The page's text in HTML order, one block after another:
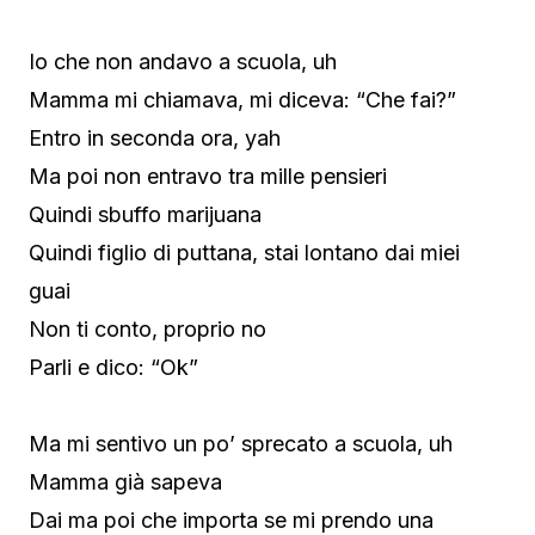
Io che non andavo a scuola, uh
Mamma mi chiamava, mi diceva: “Che fai?”
Entro in seconda ora, yah
Ma poi non entravo tra mille pensieri
Quindi sbuffo marijuana
Quindi figlio di puttana, stai lontano dai miei
guai
Non ti conto, proprio no
Parli e dico: “Ok”
Ma mi sentivo un po’ sprecato a scuola, uh
Mamma già sapeva
Dai ma poi che importa se mi prendo una